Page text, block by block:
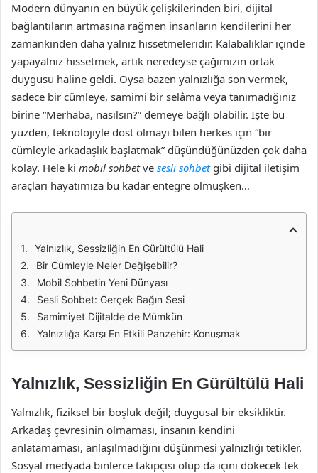
Modern dünyanın en büyük çelişkilerinden biri, dijital
bağlantıların artmasına rağmen insanların kendilerini her
zamankinden daha yalnız hissetmeleridir. Kalabalıklar içinde
yapayalnız hissetmek, artık neredeyse çağımızın ortak
duygusu haline geldi. Oysa bazen yalnızlığa son vermek,
sadece bir cümleye, samimi bir selâma veya tanımadığınız
birine “Merhaba, nasılsın?” demeye bağlı olabilir. İşte bu
yüzden, teknolojiyle dost olmayı bilen herkes için “bir
cümleyle arkadaşlık başlatmak” düşündüğünüzden çok daha
kolay. Hele ki mobil sohbetve sesli sohbetgibi dijital iletişim
araçları hayatımıza bu kadar entegre olmuşken…
Yalnızlık, Sessizliğin En Gürültülü Hali
Bir Cümleyle Neler Değişebilir?
Mobil Sohbetin Yeni Dünyası
Sesli Sohbet: Gerçek Bağın Sesi
Samimiyet Dijitalde de Mümkün
Yalnızlığa Karşı En Etkili Panzehir: Konuşmak
Yalnızlık, Sessizliğin En Gürültülü Hali
Yalnızlık, fiziksel bir boşluk değil; duygusal bir eksikliktir.
Arkadaş çevresinin olmaması, insanın kendini
anlatamaması, anlaşılmadığını düşünmesi yalnızlığı tetikler.
Sosyal medyada binlerce takipçisi olup da içini dökecek tek